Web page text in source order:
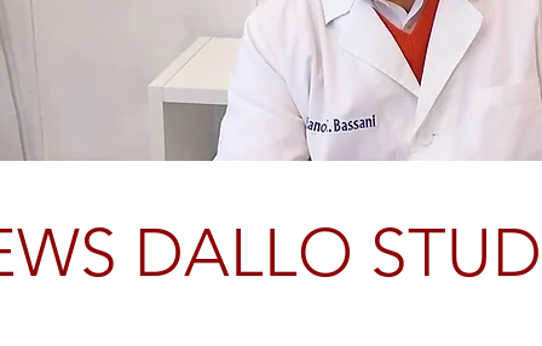
DALLO